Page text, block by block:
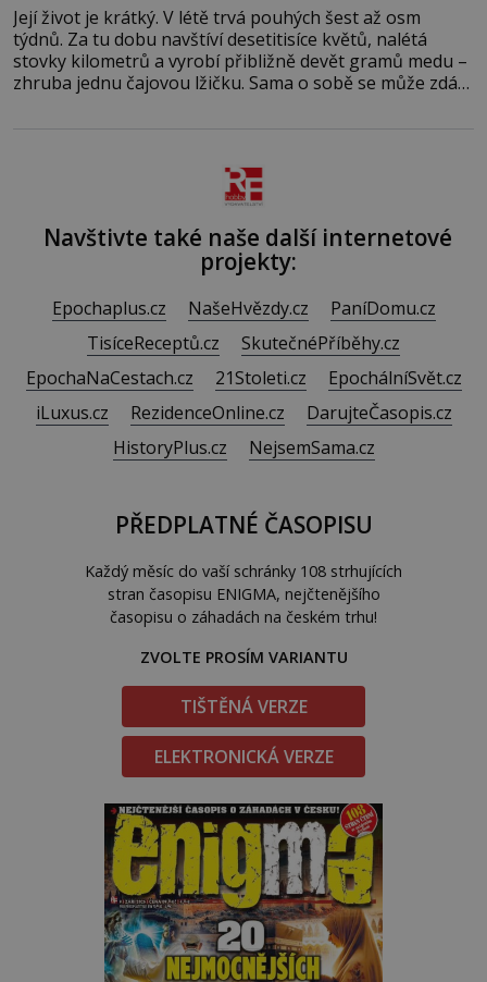
Její život je krátký. V létě trvá pouhých šest až osm
týdnů. Za tu dobu navštíví desetitisíce květů, nalétá
stovky kilometrů a vyrobí přibližně devět gramů medu –
zhruba jednu čajovou lžičku. Sama o sobě se může zdát
Navštivte také naše další internetové
projekty:
Epochaplus.cz NašeHvězdy.cz
PaníDomu.cz
TisíceReceptů.cz
SkutečnéPříběhy.cz
EpochaNaCestach.cz
21Stoleti.cz
EpochálníSvět.cz
iLuxus.cz
RezidenceOnline.cz
DarujteČasopis.cz
HistoryPlus.cz
NejsemSama.cz
PŘEDPLATNÉ ČASOPISU
Každý měsíc do vaší schránky 108 strhujících
stran časopisu ENIGMA, nejčtenějšího
časopisu o záhadách na českém trhu!
ZVOLTE PROSÍM VARIANTU
TIŠTĚNÁ VERZE
ELEKTRONICKÁ VERZE